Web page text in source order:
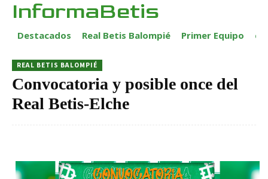
InformaBetis
Destacados Real Betis Balompié Primer Equipo
REAL BETIS BALOMPIÉ
Convocatoria y posible once del
Real Betis-Elche